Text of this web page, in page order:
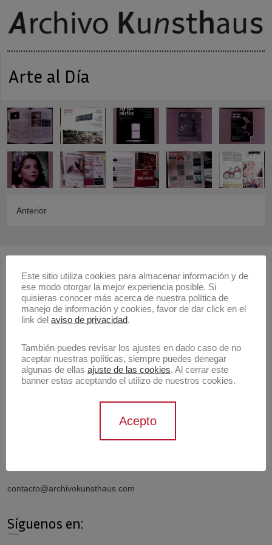
Arte al Día
Anterior
Buscar
Buscar
Artistas
Información de contacto
contacto@archivokunsthaus.com
Síguenos en:
Este sitio utiliza cookies para almacenar información y de
ese modo otorgar la mejor experiencia posible. Si
quisieras conocer más acerca de nuestra política de
manejo de información y cookies, favor de dar click en el
link del aviso de privacidad.
También puedes revisar los ajustes en dado caso de no
aceptar nuestras políticas, siempre puedes denegar
algunas de ellas ajuste de las cookies. Al cerrar este
banner estas aceptando el utilizo de nuestros cookies.
Acepto